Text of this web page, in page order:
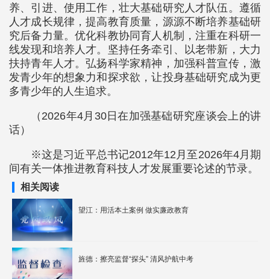
养、引进、使用工作，壮大基础研究人才队伍。遵循
人才成长规律，提高教育质量，源源不断培养基础研
究后备力量。优化科教协同育人机制，注重在科研一
线发现和培养人才。坚持任务牵引、以老带新，大力
扶持青年人才。弘扬科学家精神，加强科普宣传，激
发青少年的想象力和探求欲，让投身基础研究成为更
多青少年的人生追求。
（2026年4月30日在加强基础研究座谈会上的讲
话）
※这是习近平总书记2012年12月至2026年4月期
间有关一体推进教育科技人才发展重要论述的节录。
相关阅读
望江：用活本土案例 做实廉政教育
旌德：擦亮监督“探头” 清风护航中考